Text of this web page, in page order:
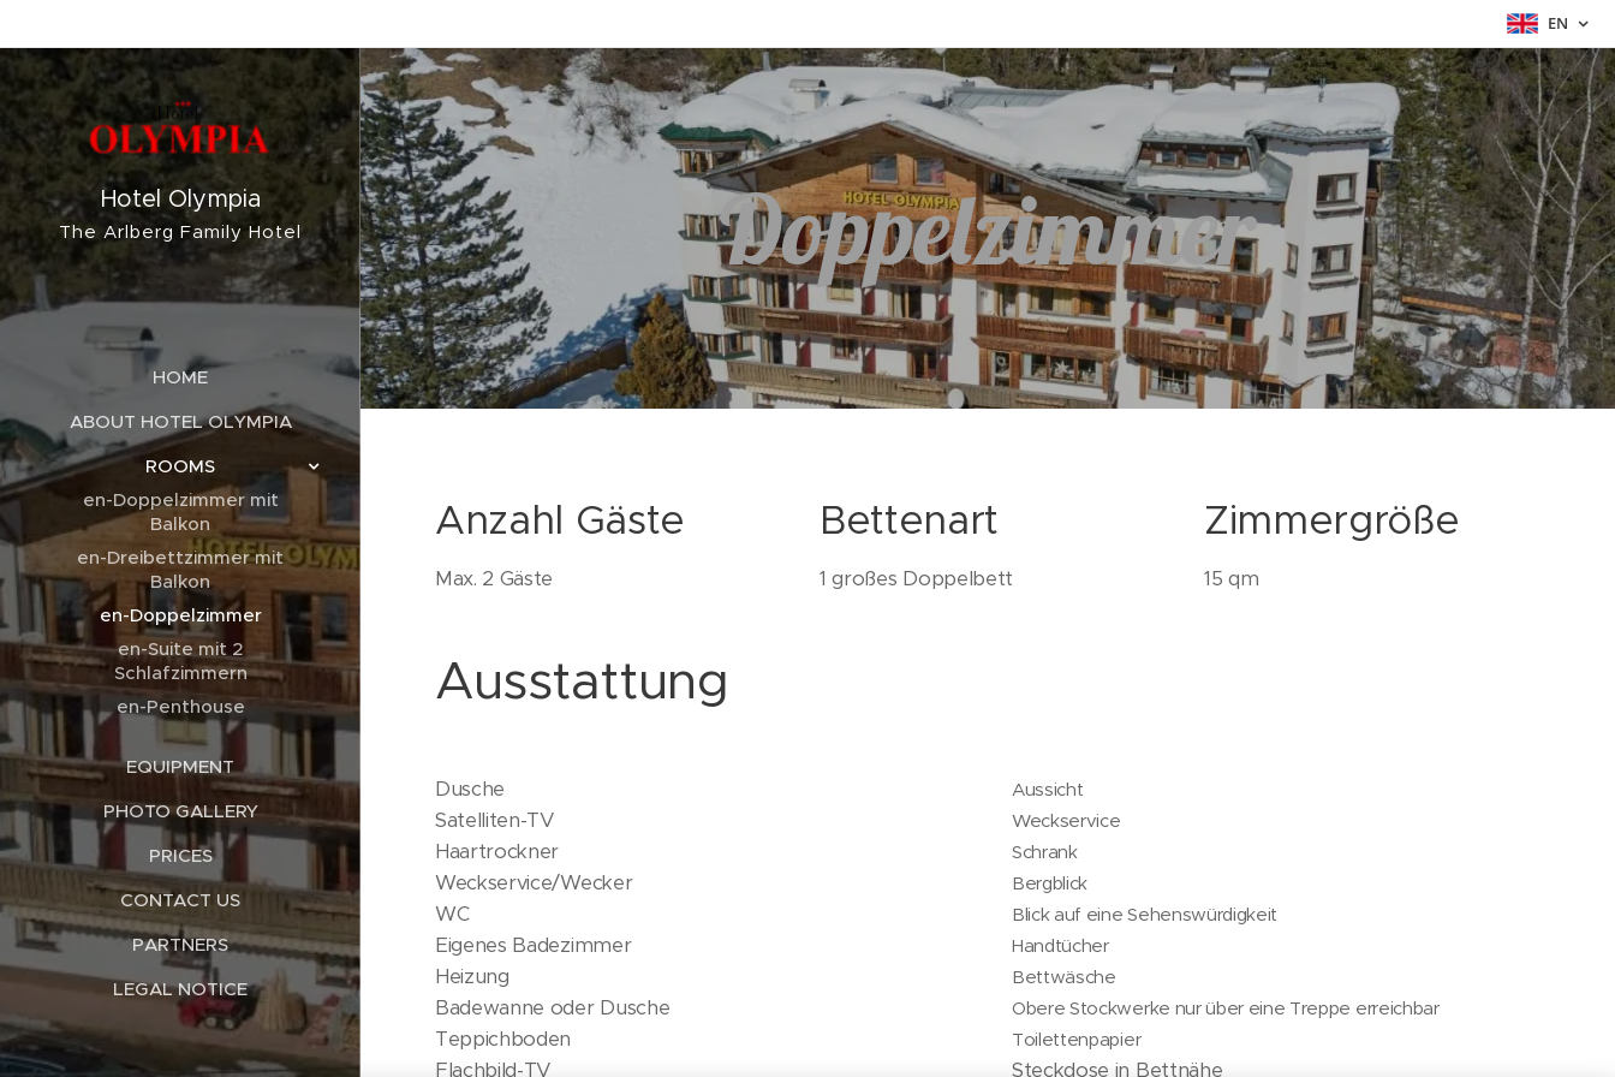
EN
Hotel Olympia
The Arlberg Family Hotel
HOME
ABOUT HOTEL OLYMPIA
ROOMS
en-Doppelzimmer mit
Balkon
en-Dreibettzimmer mit
Balkon
en-Doppelzimmer
en-Suite mit 2
Schlafzimmern
en-Penthouse
EQUIPMENT
PHOTO GALLERY
PRICES
CONTACT US
PARTNERS
LEGAL NOTICE
Doppelzimmer
Anzahl Gäste
Max. 2 Gäste
Bettenart
1 großes Doppelbett
Zimmergröße
15 qm
Ausstattung
Dusche
Satelliten-TV
Haartrockner
Weckservice/Wecker
WC
Eigenes Badezimmer
Heizung
Badewanne oder Dusche
Teppichboden
Flachbild-TV
Aussicht
Weckservice
Schrank
Bergblick
Blick auf eine Sehenswürdigkeit
Handtücher
Bettwäsche
Obere Stockwerke nur über eine Treppe erreichbar
Toilettenpapier
Steckdose in Bettnähe